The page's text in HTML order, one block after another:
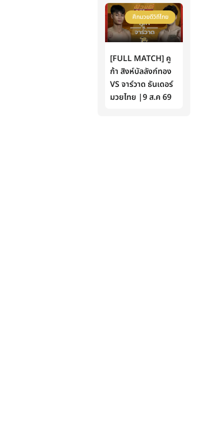
ศึกมวยดีวิถีไทย
[FULL MATCH] คู
ก้า สิงห์บัลลังก์ทอง
VS จาร์วาด ธันเดอร์
มวยไทย |9 ส.ค 69